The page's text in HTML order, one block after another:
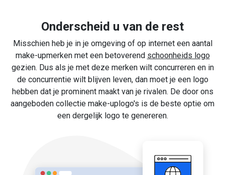
Onderscheid u van de rest
Misschien heb je in je omgeving of op internet een aantal
make-upmerken met een betoverend schoonheids logo
gezien. Dus als je met deze merken wilt concurreren en in
de concurrentie wilt blijven leven, dan moet je een logo
hebben dat je prominent maakt van je rivalen. De door ons
aangeboden collectie make-uplogo's is de beste optie om
een dergelijk logo te genereren.